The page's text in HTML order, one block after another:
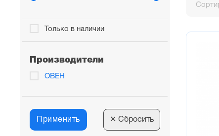
Только в наличии
Производители
ОВЕН
Применить ✕ Сбросить